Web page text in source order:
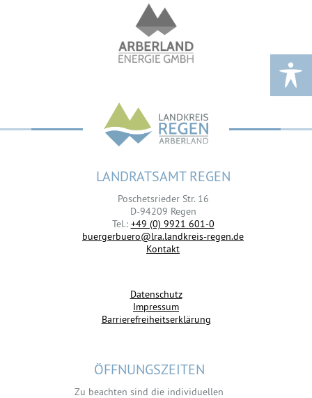
LANDRATSAMT REGEN
Poschetsrieder Str. 16
D-94209 Regen
Tel.: +49 (0) 9921 601-0
buergerbuero@lra.landkreis-regen.de
Kontakt
Datenschutz
Impressum
Barrierefreiheitserklärung
ÖFFNUNGSZEITEN
Zu beachten sind die individuellen